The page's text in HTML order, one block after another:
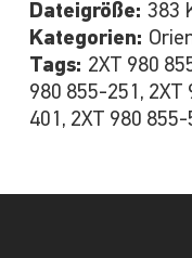
Dateigröße: 383
Kategorien:
Tags: 2XT 980
980 855-251, 2XT
401, 2XT 980 855-